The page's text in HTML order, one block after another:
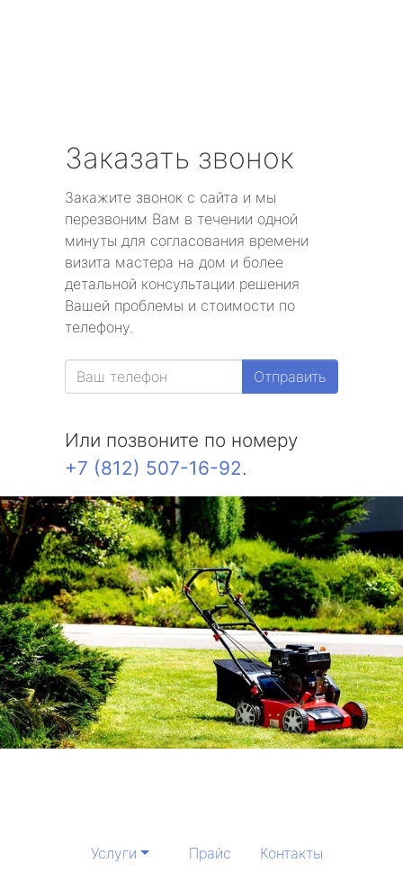
Заказать звонок
Закажите звонок с сайта и мы
перезвоним Вам в течении одной
минуты для согласования времени
визита мастера на дом и более
детальной консультации решения
Вашей проблемы и стоимости по
телефону.
Отправить
Или позвоните по номеру
+7 (812) 507-16-92.
Услуги Прайс Контакты